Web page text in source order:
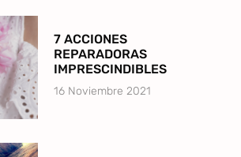
7 ACCIONES
REPARADORAS
IMPRESCINDIBLES
16 Noviembre 2021